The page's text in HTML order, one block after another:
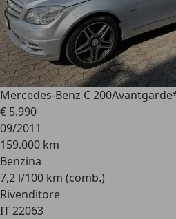
Mercedes-Benz C 200
€ 5.990
09/2011
159.000 km
Benzina
7,2 l/100 km (comb.)
Rivenditore
IT 22063